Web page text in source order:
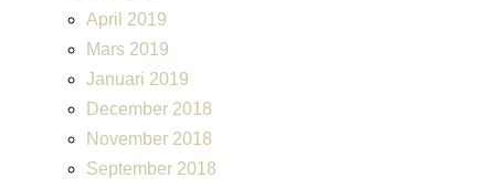
April 2019
Mars 2019
Januari 2019
December 2018
November 2018
September 2018